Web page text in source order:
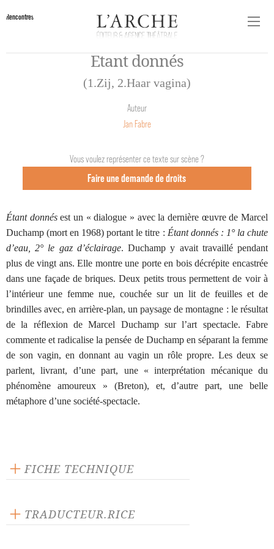
Rencontres
Etant donnés
(1.Zij, 2.Haar vagina)
Auteur
Jan Fabre
Vous voulez représenter ce texte sur scène ?
Faire une demande de droits
Étant donnésest un « dialogue » avec la dernière œuvre de Marcel
Duchamp (mort en 1968) portant le titre : Étant donnés : 1° la chute
d’eau, 2° le gaz d’éclairage. Duchamp y avait travaillé pendant
plus de vingt ans. Elle montre une porte en bois décrépite encastrée
dans une façade de briques. Deux petits trous permettent de voir à
l’intérieur une femme nue, couchée sur un lit de feuilles et de
brindilles avec, en arrière-plan, un paysage de montagne : le résultat
de la réflexion de Marcel Duchamp sur l’art spectacle. Fabre
commente et radicalise la pensée de Duchamp en séparant la femme
de son vagin, en donnant au vagin un rôle propre. Les deux se
parlent, livrant, d’une part, une « interprétation mécanique du
phénomène amoureux » (Breton), et, d’autre part, une belle
métaphore d’une société-spectacle.
FICHE TECHNIQUE
Langue source : flamand
Nombre de personnages féminins : 1
TRADUCTEUR.RICE